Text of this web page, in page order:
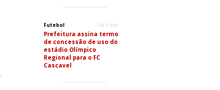
Futebol há 1 ano
Prefeitura assina termo
de concessão de uso do
estádio Olímpico
Regional para o FC
Cascavel